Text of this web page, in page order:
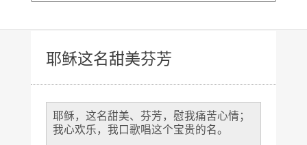
耶稣这名甜美芬芳
耶稣，这名甜美、芬芳，慰我痛苦心情；
我心欢乐，我口歌唱这个宝贵的名。